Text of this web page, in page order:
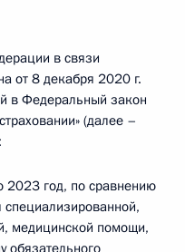
в связи
от 8 декабря 2020 г.
в Федеральный закон
(далее –
2023 год, по сравнению
медицинской помощи,
обязательного